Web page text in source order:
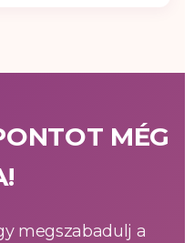
MÉG
megszabadulj a